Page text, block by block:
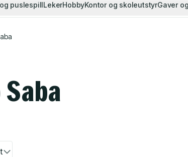
puslespillLekerHobbyKontor og skoleutstyrGaver